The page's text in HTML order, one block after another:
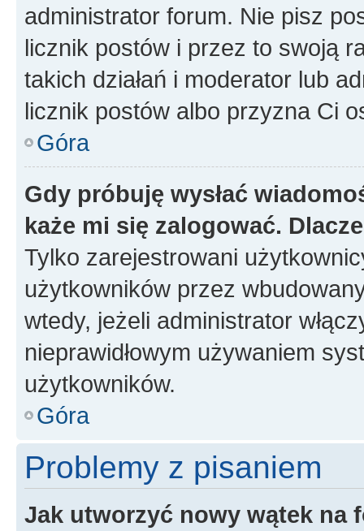
administrator forum. Nie pisz
licznik postów i przez to swoją
takich działań i moderator lub
licznik postów albo przyzna Ci
Góra
Gdy próbuję wysłać
każe mi się zalogować.
Tylko zarejestrowani
użytkowników przez
wtedy, jeżeli administrator
nieprawidłowym używaniem
użytkowników.
Góra
Problemy z pisaniem
Jak utworzyć nowy wątek na